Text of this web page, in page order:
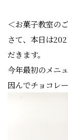
＜お菓子教室の
さて、本日は
だきます。
今年最初のメニ
因んでチョコレ